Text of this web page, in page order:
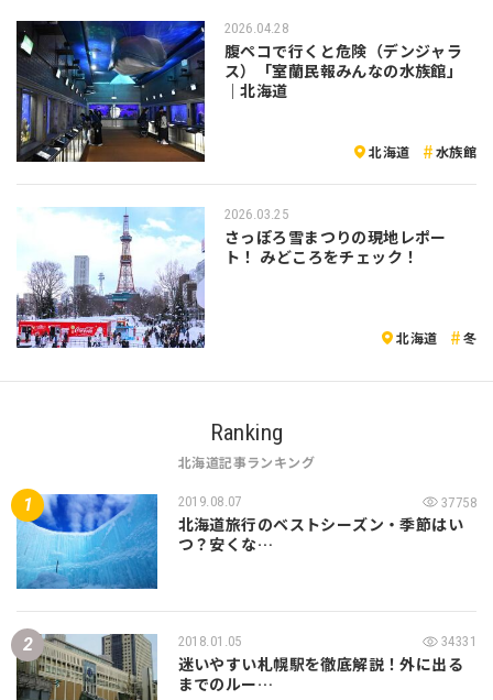
2026.04.28
腹ペコで行くと危険（デンジャラ
ス）「室蘭民報みんなの水族館」
｜北海道
北海道 水族館
2026.03.25
さっぽろ雪まつりの現地レポー
ト！ みどころをチェック！
北海道 冬
Ranking
北海道記事ランキング
2019.08.07 37758
北海道旅行のベストシーズン・季節はい
つ？安くな…
2018.01.05 34331
迷いやすい札幌駅を徹底解説！外に出る
までのルー…